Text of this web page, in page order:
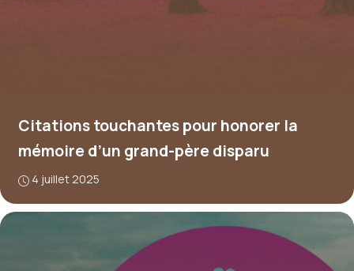
Citations touchantes pour honorer la
mémoire d’un grand-père disparu
4 juillet 2025